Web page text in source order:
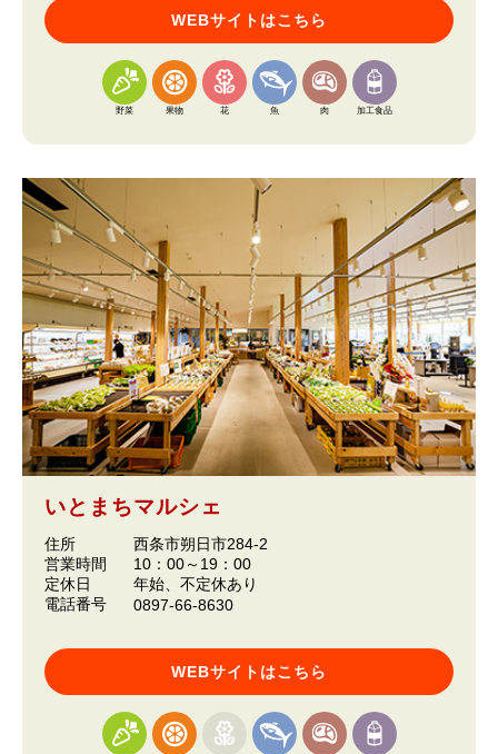
WEBサイトはこちら
野菜 果物 花 魚 肉 加工食品
いとまちマルシェ
住所
西条市朔日市284-2
営業時間
10：00～19：00
定休日
年始、不定休あり
電話番号
0897-66-8630
WEBサイトはこちら